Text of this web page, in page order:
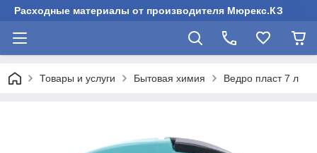
Расходные материалы от производителя Мюрекс.КЗ
Товары и услуги Бытовая химия Ведро пласт 7 л